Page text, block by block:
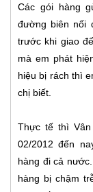
Các gói hàng
đường biên nối
trước khi giao
mà em phát
hiệu bị rách thì
chị biết.
Thực tế thì
02/2012 đến
hàng đi cả
hàng bị chậm